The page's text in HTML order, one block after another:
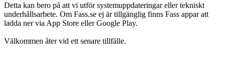
Detta kan bero på att vi utför systemuppdateringar eller tekniskt
underhållsarbete. Om Fass.se ej är tillgänglig finns Fass appar att
ladda ner via App Store eller Google Play.
Välkommen åter vid ett senare tillfälle.